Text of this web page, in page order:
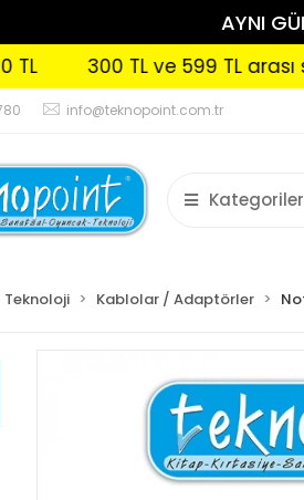
AYNI
300 TL ve 599 TL arası
info@teknopoint.com.tr
Kategoriler
Teknoloji Kablolar / Adaptörler